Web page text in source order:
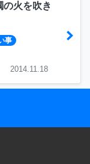
の火を吹き
事
2014.11.18